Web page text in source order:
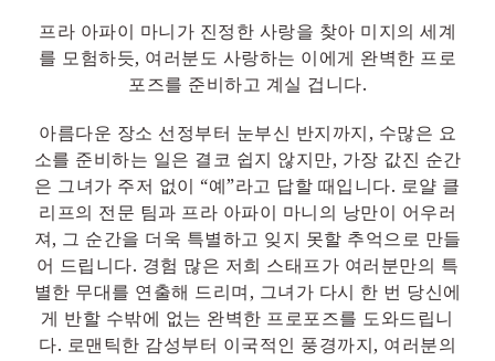
프라 아파이 마니가 진정한 사랑을 찾아 미지의 세계
를 모험하듯, 여러분도 사랑하는 이에게 완벽한 프로
포즈를 준비하고 계실 겁니다.
아름다운 장소 선정부터 눈부신 반지까지, 수많은 요
소를 준비하는 일은 결코 쉽지 않지만, 가장 값진 순간
은 그녀가 주저 없이 “예”라고 답할 때입니다. 로얄 클
리프의 전문 팀과 프라 아파이 마니의 낭만이 어우러
져, 그 순간을 더욱 특별하고 잊지 못할 추억으로 만들
어 드립니다. 경험 많은 저희 스태프가 여러분만의 특
별한 무대를 연출해 드리며, 그녀가 다시 한 번 당신에
게 반할 수밖에 없는 완벽한 프로포즈를 도와드립니
다. 로맨틱한 감성부터 이국적인 풍경까지, 여러분의